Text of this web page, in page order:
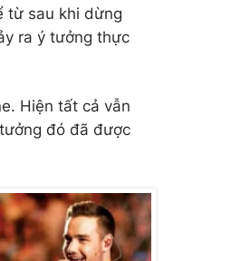
từ sau khi dừng
ra ý tưởng thực
Hiện tất cả vẫn
đó đã được